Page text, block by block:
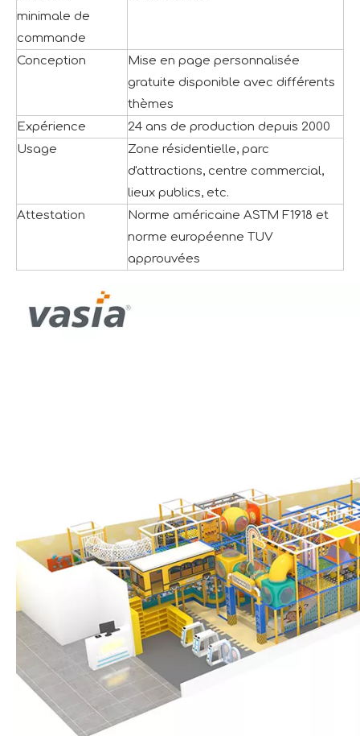
minimale de
commande
Conception
Mise en page personnalisée
gratuite disponible avec différents
thèmes
Expérience
24 ans de production depuis 2000
Usage
Zone résidentielle, parc
d'attractions, centre commercial,
lieux publics, etc.
Attestation
Norme américaine ASTM F1918 et
norme européenne TUV
approuvées